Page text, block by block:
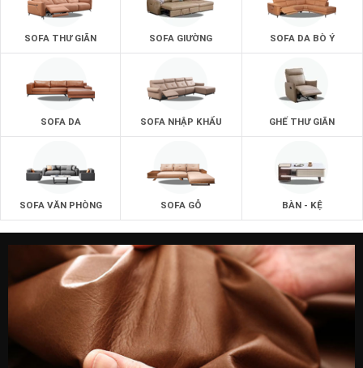
SOFA THƯ GIÃN SOFA GIƯỜNG SOFA DA BÒ Ý
SOFA DA SOFA NHẬP KHẨU GHẾ THƯ GIÃN
SOFA VĂN PHÒNG SOFA GỖ BÀN - KỆ